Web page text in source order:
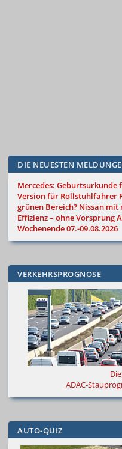
DIE NEUESTEN
Mercedes: Geburtsurkunde
Version für Rollstuhlfahrer
grünen Bereich? Nissan mit
Effizienz – ohne Vorsprung
Wochenende 07.-09.08.2026
VERKEHRSPROGNOSE
ADAC-
AUTO-QUIZ